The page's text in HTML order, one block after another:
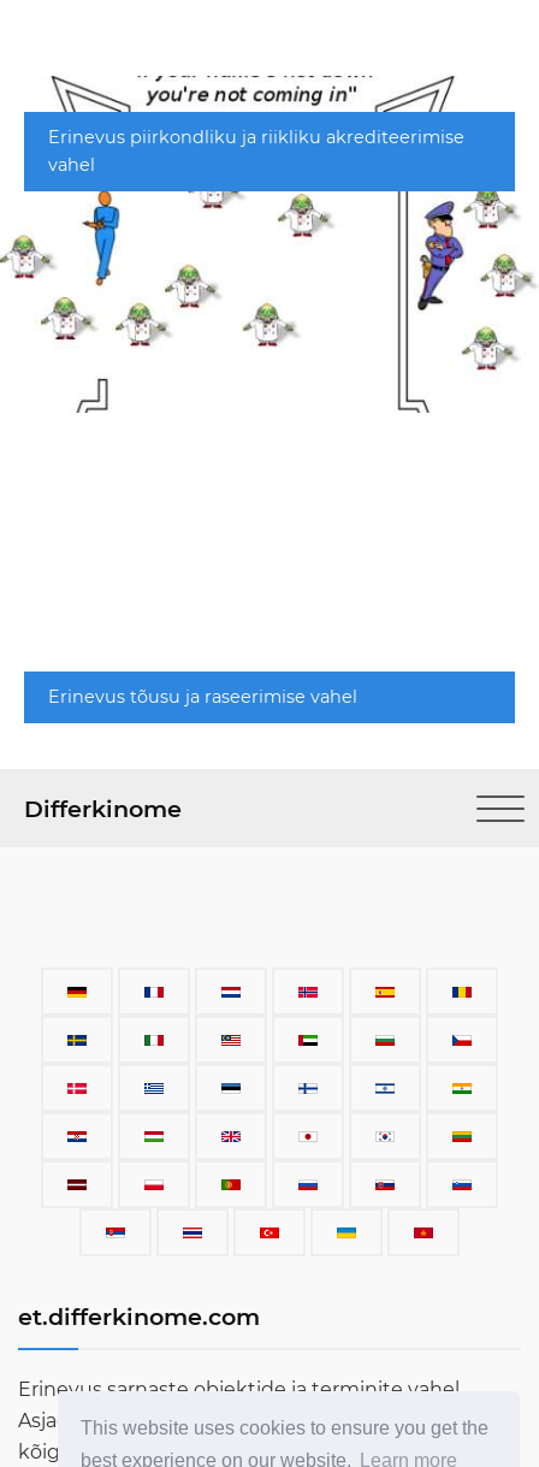
This website uses cookies to ensure you get the
best experience on our website.
Learn more
Erinevus piirkondliku ja riikliku akrediteerimise
vahel
Erinevus tõusu ja raseerimise vahel
Differkinome
et.differkinome.com
Erinevus sarnaste objektide ja terminite vahel.
Asjade, varustuse, autode, terminite, inimeste ja
kõige muu, mis siin maailmas eksisteerib, võrdlus.